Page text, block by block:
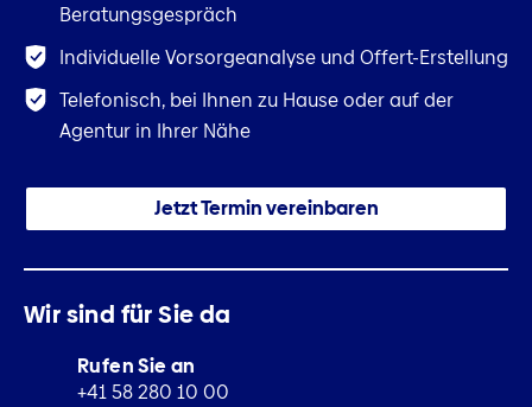
Beratungsgespräch
Individuelle Vorsorgeanalyse und Offert-Erstellung
Telefonisch, bei Ihnen zu Hause oder auf der
Agentur in Ihrer Nähe
Jetzt Termin vereinbaren
Wir sind für Sie da
Rufen Sie an
+41 58 280 10 00